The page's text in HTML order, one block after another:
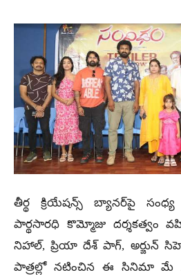
తీర్థ క్రియేషన్స్ బ్యానర్‌పై
పార్థసారధి కొమ్మోజు దర్శకత్వం
నిహాల్, ప్రియా దేశ్ పాగ్, అర్జున్
పాత్రల్లో నటించిన ఈ సినిమా మే